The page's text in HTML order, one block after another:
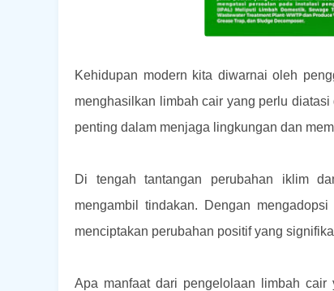
Kehidupan modern kita diwarnai oleh
menghasilkan limbah cair yang perlu
penting dalam menjaga lingkungan dan
Di tengah tantangan perubahan iklim
mengambil tindakan. Dengan
menciptakan perubahan positif yang
Apa manfaat dari pengelolaan limbah cair